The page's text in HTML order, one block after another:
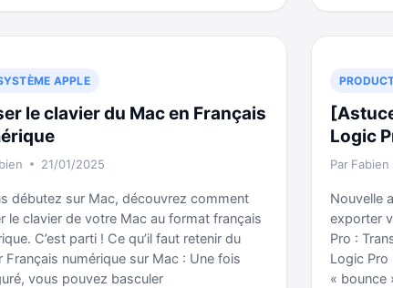
SUR
APPLE
le clavier du Mac en Français
21/01/2025
débutez sur Mac, découvrez comment
le clavier de votre Mac au format français
C’est parti ! Ce qu’il faut retenir du
Français numérique sur Mac : Une fois
vous pouvez basculer
Logic
Par Fabien
Nouvelle
exporter
Pro :
Logic Pro
« bounce